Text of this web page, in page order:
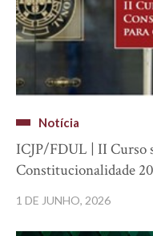
Notícia
ICJP/FDUL | II Curso
Constitucionalidade
1 DE JUNHO, 2026